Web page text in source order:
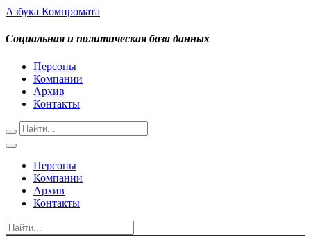
Азбука Компромата
Социальная и политическая база данных
Персоны
Компании
Архив
Контакты
Персоны
Компании
Архив
Контакты